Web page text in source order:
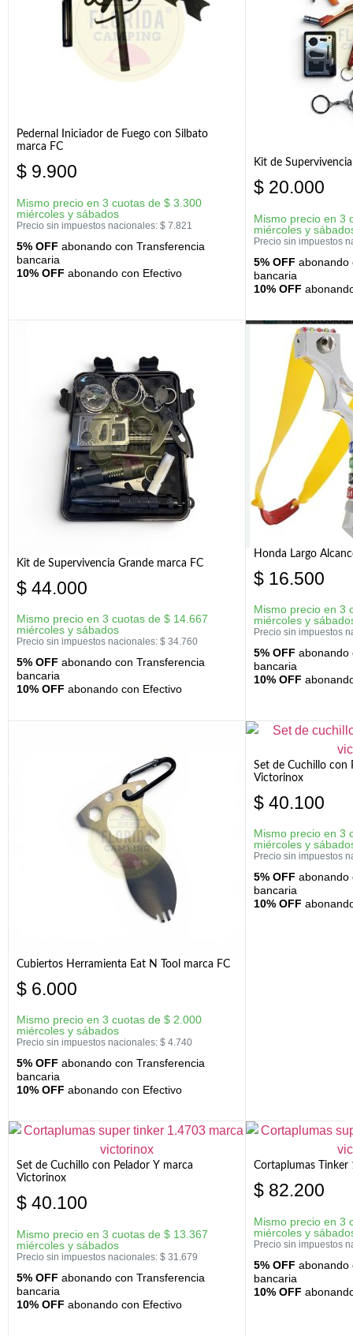
Pedernal Iniciador de Fuego con Silbato
marca FC
$ 9.900
Mismo precio en 3 cuotas de $ 3.300
miércoles y sábados
Precio sin impuestos nacionales: $ 7.821
5% OFF abonando con Transferencia
bancaria
10% OFF abonando con Efectivo
Kit de
$ 20.000
Mismo precio en 3
miércoles y
Precio sin impuestos
5% OFF abonando
bancaria
10% OFF
Kit de Supervivencia Grande marca FC
$ 44.000
Mismo precio en 3 cuotas de $ 14.667
miércoles y sábados
Precio sin impuestos nacionales: $ 34.760
5% OFF abonando con Transferencia
bancaria
10% OFF abonando con Efectivo
Honda Largo
$ 16.500
Mismo precio en 3
miércoles y
Precio sin impuestos
5% OFF abonando
bancaria
10% OFF
Cubiertos Herramienta Eat N Tool marca FC
$ 6.000
Mismo precio en 3 cuotas de $ 2.000
miércoles y sábados
Precio sin impuestos nacionales: $ 4.740
5% OFF abonando con Transferencia
bancaria
10% OFF abonando con Efectivo
Set de Cuchillo con
Victorinox
$ 40.100
Mismo precio en 3
miércoles y
Precio sin impuestos
5% OFF abonando
bancaria
10% OFF
Set de Cuchillo con Pelador Y marca
Victorinox
$ 40.100
Mismo precio en 3 cuotas de $ 13.367
miércoles y sábados
Precio sin impuestos nacionales: $ 31.679
5% OFF abonando con Transferencia
bancaria
10% OFF abonando con Efectivo
Cortaplumas
$ 82.200
Mismo precio en 3
miércoles y
Precio sin impuestos
5% OFF abonando
bancaria
10% OFF